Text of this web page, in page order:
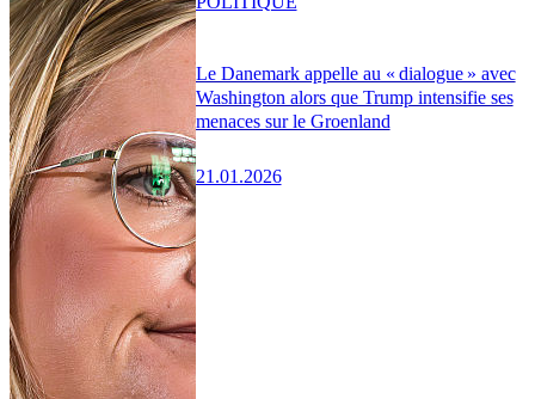
Le Danemark appelle au « dialogue » avec
Washington alors que Trump intensifie ses
menaces sur le Groenland
21.01.2026